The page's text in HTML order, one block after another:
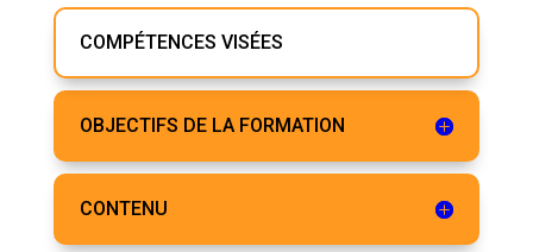
COMPÉTENCES VISÉES
OBJECTIFS DE LA FORMATION
CONTENU